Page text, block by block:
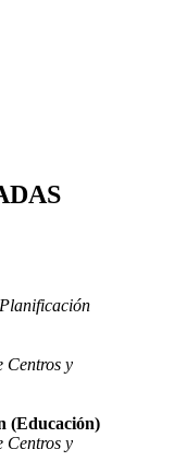
Centros y
(Educación)
Centros y